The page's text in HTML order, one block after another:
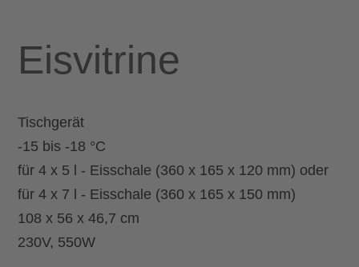
Eisvitrine
Tischgerät
-15 bis -18 °C
für 4 x 5 l - Eisschale (360 x 165 x 120 mm) oder
für 4 x 7 l - Eisschale (360 x 165 x 150 mm)
108 x 56 x 46,7 cm
230V, 550W